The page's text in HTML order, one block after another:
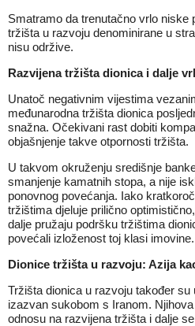
Smatramo da trenutačno vrlo niske
tržišta u razvoju denominirane u
nisu održive.
Razvijena tržišta dionica i dalje
Unatoč negativnim vijestima
međunarodna tržišta dionica
snažna. Očekivani rast dobiti
objašnjenje takve otpornosti tržišta.
U takvom okruženju središnje
smanjenje kamatnih stopa, a nije
ponovnog povećanja. Iako
tržištima djeluje prilično
dalje pružaju podršku tržištima
povećali izloženost toj klasi imovine.
Dionice tržišta u razvoju: Azija
Tržišta dionica u razvoju također su
izazvan sukobom s Iranom.
odnosu na razvijena tržišta i dalje